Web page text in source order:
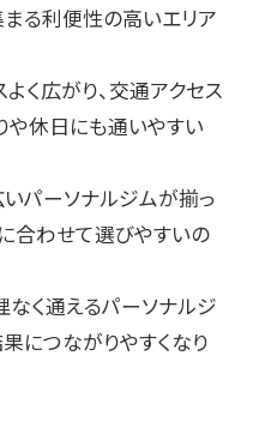
る利便性の高いエリア
く広がり、交通アクセス
や休日にも通いやすい
パーソナルジムが揃っ
合わせて選びやすいの
く通えるパーソナルジ
につながりやすくなり